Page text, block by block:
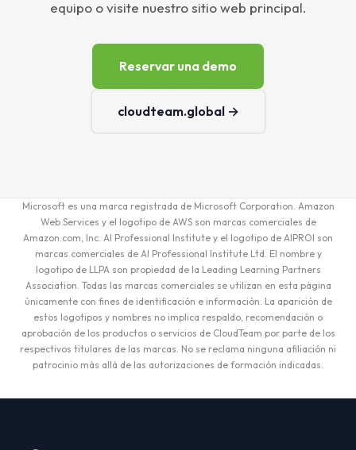
equipo o visite nuestro sitio web principal.
Reservar una demo
cloudteam.global →
Microsoft es una marca registrada de Microsoft Corporation. Amazon
Web Services y el logotipo de AWS son marcas comerciales de
Amazon.com, Inc. AI Professional Institute y el logotipo de AIPROI son
marcas comerciales de AI Professional Institute Ltd. El nombre y
logotipo de LLPA son propiedad de la Leading Learning Partners
Association. Todas las marcas comerciales se utilizan en esta página
únicamente con fines de identificación e información. La aparición de
estos logotipos y nombres no implica respaldo, recomendación o
aprobación de los productos o servicios de CloudTeam por parte de los
respectivos titulares de las marcas. No se reclama ninguna afiliación ni
patrocinio más allá de las autorizaciones de formación indicadas.